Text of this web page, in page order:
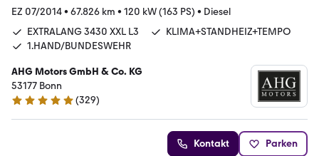
EZ 07/2014• 67.826 km • 120 kW (163 PS) • Diesel
EXTRALANG 3430 XXL L3
KLIMA+STANDHEIZ+TEMPO
1.HAND/BUNDESWEHR
AHG Motors GmbH & Co. KG
53177 Bonn
4.8 Sterne
(329)
Kontakt Parken